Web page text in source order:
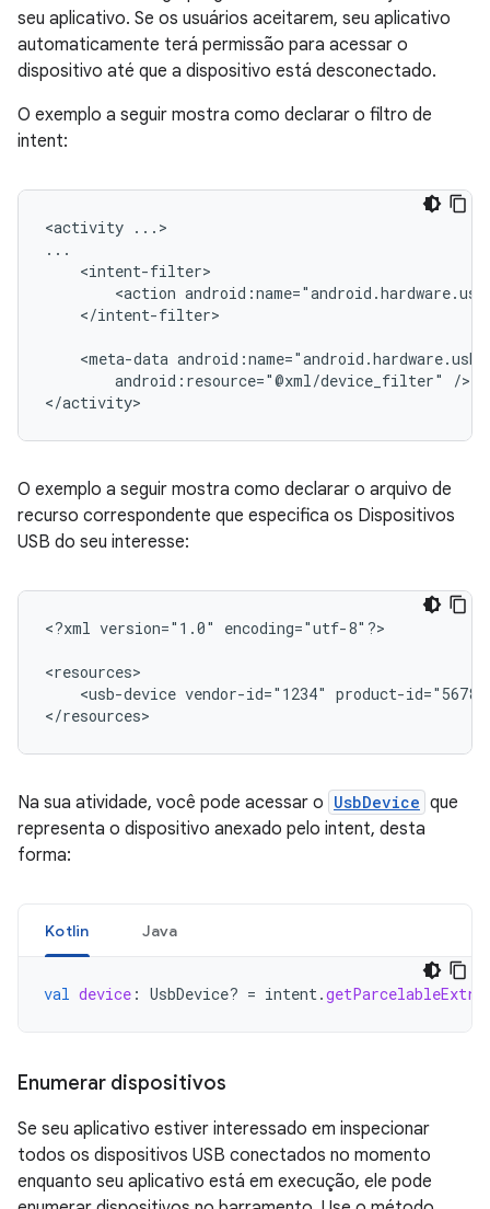
seu aplicativo. Se os usuários aceitarem, seu aplicativo
automaticamente terá permissão para acessar o
dispositivo até que a dispositivo está desconectado.
O exemplo a seguir mostra como declarar o filtro de
intent:
<activity ...>
<action
</intent-filter>
<meta-data
android:resource="@xml/device_filter"
/>
</activity>
O exemplo a seguir mostra como declarar o arquivo de
recurso correspondente que especifica os Dispositivos
USB do seu interesse:
<?xml version="1.0" encoding="utf-8"?>
<usb-device vendor-id="1234" product-id="5678"
</resources>
Na sua atividade, você pode acessar o UsbDevice que
representa o dispositivo anexado pelo intent, desta
forma:
Kotlin Java
val device : UsbDevice? = intent.getParcelableExtra
Enumerar dispositivos
Se seu aplicativo estiver interessado em inspecionar
todos os dispositivos USB conectados no momento
enquanto seu aplicativo está em execução, ele pode